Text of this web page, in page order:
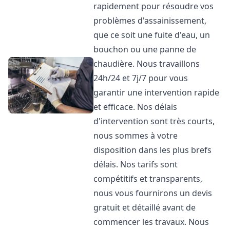
rapidement pour résoudre vos
problèmes d'assainissement,
que ce soit une fuite d'eau, un
bouchon ou une panne de
chaudière. Nous travaillons
24h/24 et 7j/7 pour vous
garantir une intervention rapide
et efficace. Nos délais
d'intervention sont très courts,
nous sommes à votre
disposition dans les plus brefs
délais. Nos tarifs sont
compétitifs et transparents,
nous vous fournirons un devis
gratuit et détaillé avant de
commencer les travaux. Nous